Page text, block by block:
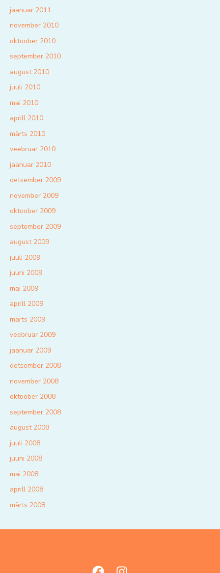
jaanuar 2011
november 2010
oktoober 2010
september 2010
august 2010
juuli 2010
mai 2010
aprill 2010
märts 2010
veebruar 2010
jaanuar 2010
detsember 2009
november 2009
oktoober 2009
september 2009
august 2009
juuli 2009
juuni 2009
mai 2009
aprill 2009
märts 2009
veebruar 2009
jaanuar 2009
detsember 2008
november 2008
oktoober 2008
september 2008
august 2008
juuli 2008
juuni 2008
mai 2008
aprill 2008
märts 2008